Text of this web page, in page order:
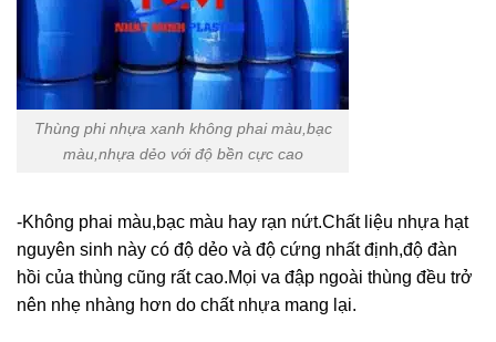
Thùng phi nhựa xanh không phai màu,bạc
màu,nhựa dẻo với độ bền cực cao
-Không phai màu,bạc màu hay rạn nứt.Chất liệu nhựa hạt
nguyên sinh này có độ dẻo và độ cứng nhất định,độ đàn
hồi của thùng cũng rất cao.Mọi va đập ngoài thùng đều trở
nên nhẹ nhàng hơn do chất nhựa mang lại.